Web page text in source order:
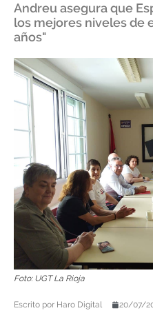
Andreu asegura que
los mejores niveles de
años"
Foto: UGT La Rioja
Escrito por Haro Digital 20/07/